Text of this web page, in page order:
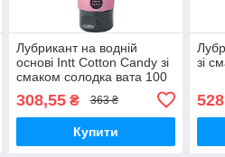
Лубрикант на водній
основі Intt Cotton Candy зі
смаком солодка вата 100
308,55₴ 363 ₴
Купити
зі